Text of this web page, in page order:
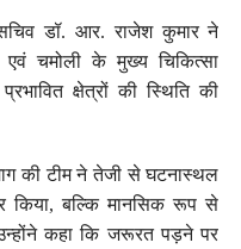
डॉ. आर. राजेश कुमार ने
एवं चमोली के मुख्य चिकित्सा
क्षेत्रों की स्थिति की
की टीम ने तेजी से घटनास्थल
किया, बल्कि मानसिक रूप से
कहा कि जरूरत पड़ने पर